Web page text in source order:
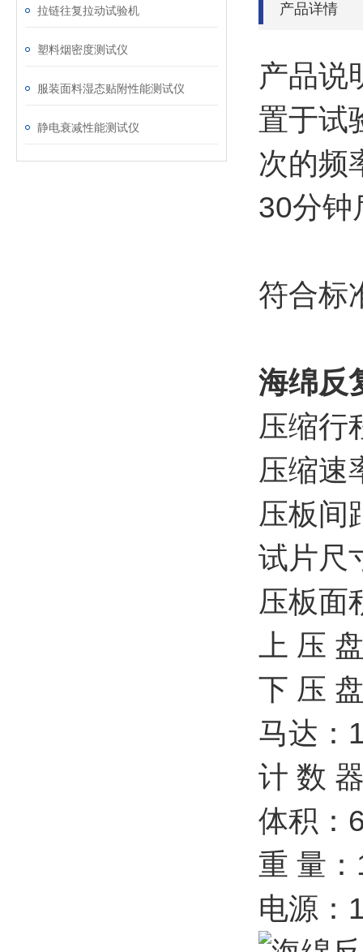
拉链往复拉动试验机
塑料烟密度测试仪
服装面料湿态贴附性能测试仪
静电衰减性能测试仪
产品详情
产品说
置于试
次的频
30分钟
符合标
海绵反
压缩行
压缩速
压板间
试片尺
压板面
上 压
下 压
马达：
计 数
体积：
重 量
电源：